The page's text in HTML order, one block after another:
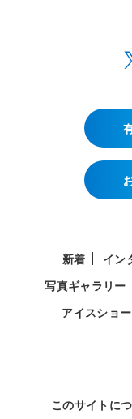
新着 イン
写真ギャラリー
アイスショー
このサイトに